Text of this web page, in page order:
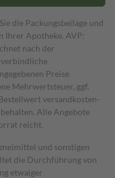
die Packungsbeilage und
Ihrer Apotheke. AVP:
nach der
Preise
Mehrwertsteuer, ggf.
versand­kosten­
Alle Angebote
reicht.
und sonstigen
die Durchführung von
etwaiger